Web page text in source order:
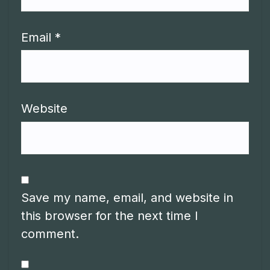
Email *
Website
Save my name, email, and website in
this browser for the next time I
comment.